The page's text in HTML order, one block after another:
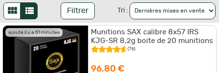
ainsi aux chasseurs un panel de prix très large. Le choix d'ogives
disponible est aussi vaste, allant des traditionnelles balles en plomb
avec chemise en cuivre aux monométalliques de dernière génération.
Vous trouverez sur notre site une offre complète d'express en 8x57
JRS, neufs ou en occasion.
Avantages du Calibre 8x57 JRS en battue
Lorsqu'il s'agit de chasser de grands gibiers, le calibre 8x57 JRS se
Filtrer Tri :
ajouté il y a 51 minutes
Munitions SAX calibre 8x57 IRS
KJG-SR 8,2g boite de 20 munitions
(76)
96,80 €